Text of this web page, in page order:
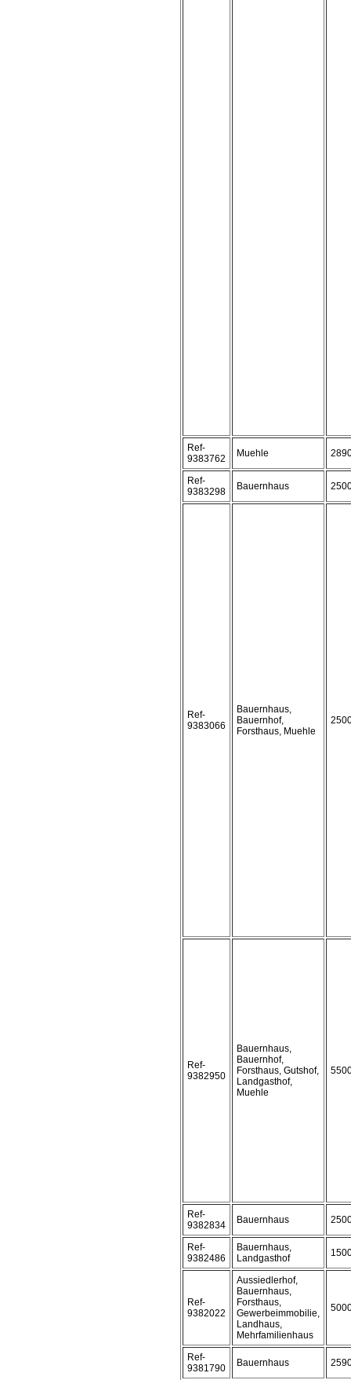
Ref-
9383762
Muehle
Ref-
9383298
Bauernhaus
Ref-
9383066
Bauernhaus,
Bauernhof,
Forsthaus, Muehle
Ref-
9382950
Bauernhaus,
Bauernhof,
Forsthaus, Gutshof,
Landgasthof,
Muehle
Ref-
9382834
Bauernhaus
Ref-
9382486
Bauernhaus,
Landgasthof
Ref-
9382022
Aussiedlerhof,
Bauernhaus,
Forsthaus,
Gewerbeimmobilie,
Landhaus,
Mehrfamilienhaus
Ref-
9381790
Bauernhaus